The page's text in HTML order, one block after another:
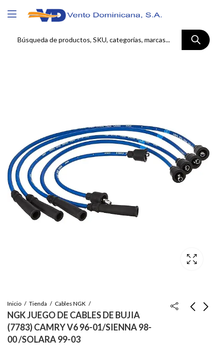
Inicio Tienda Cables NGK
NGK JUEGO DE CABLES DE BUJIA
(7783) CAMRY V6 96-01/SIENNA 98-
00 /SOLARA 99-03